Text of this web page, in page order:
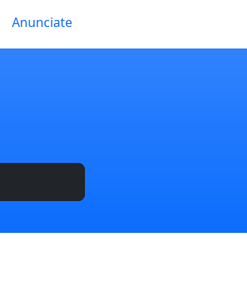
Anunciate